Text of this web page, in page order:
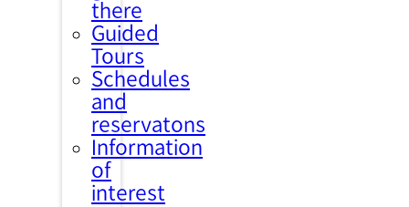
there
Guided
Tours
Schedules
and
reservatons
Information
of
interest